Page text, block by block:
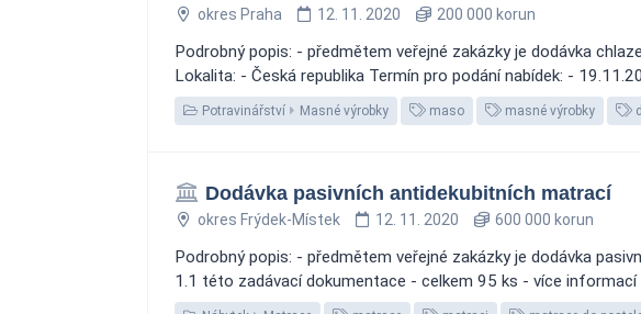
okres Praha 12. 11. 2020 200 000 korun
Podrobný popis: - předmětem veřejné zakázky je dodávka
Lokalita: - Česká republika Termín pro podání nabídek: -
Potravinářství Masné výrobky maso masné výrobky
Dodávka pasivních antidekubitních matrací
okres Frýdek-Místek 12. 11. 2020 600 000 korun
Podrobný popis: - předmětem veřejné zakázky je dodávka
1.1 této zadávací dokumentace - celkem 95 ks - více